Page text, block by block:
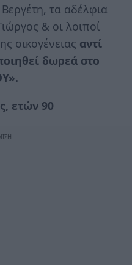
τα αδέλφια
& οι λοιποί
οικογένειας αντί
δωρεά στο
ετών 90